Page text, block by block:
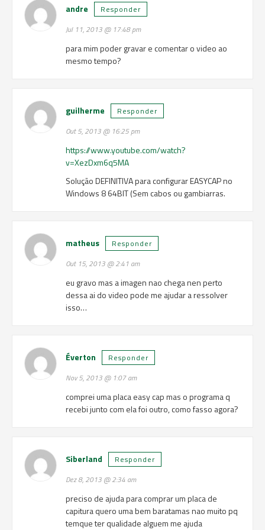
andre Responder
Jul 11, 2013 @ 17:48 pm
para mim poder gravar e comentar o video ao
mesmo tempo?
guilherme Responder
Out 5, 2013 @ 16:25 pm
https://www.youtube.com/watch?
v=XezDxm6q5MA
Solução DEFINITIVA para configurar EASYCAP no
Windows 8 64BIT (Sem cabos ou gambiarras.
matheus Responder
Out 15, 2013 @ 2:41 am
eu gravo mas a imagen nao chega nen perto
dessa ai do video pode me ajudar a ressolver
isso…
Éverton Responder
Nov 5, 2013 @ 1:07 am
comprei uma placa easy cap mas o programa q
recebi junto com ela foi outro, como fasso agora?
Siberland Responder
Dez 8, 2013 @ 2:34 am
preciso de ajuda para comprar um placa de
capitura quero uma bem baratamas nao muito pq
temque ter qualidade alguem me ajuda